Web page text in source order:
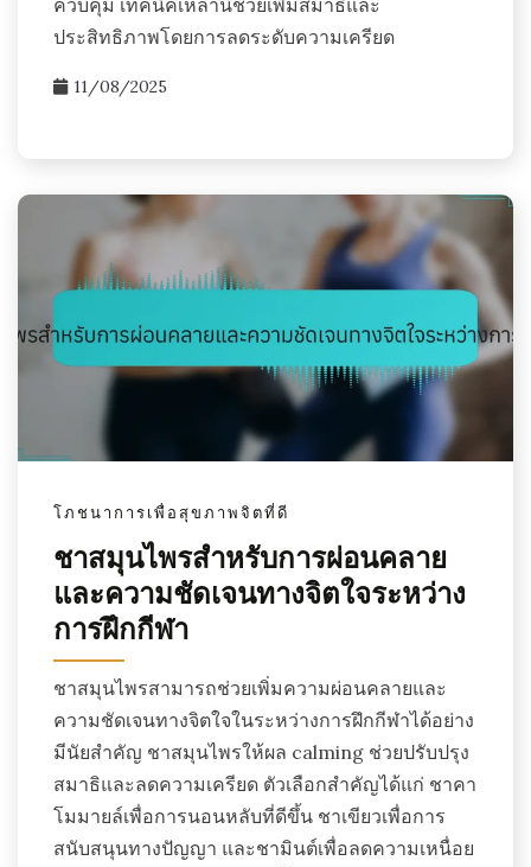
ประสิทธิภาพโดยการลดระดับความเครียด
11/08/2025
โภชนาการเพื่อสุขภาพจิตที่ดี
ชาสมุนไพรสำหรับการผ่อนคลาย
และความชัดเจนทางจิตใจระหว่าง
การฝึกกีฬา
ชาสมุนไพรสามารถช่วยเพิ่มความผ่อนคลายและ
ความชัดเจนทางจิตใจในระหว่างการฝึกกีฬาได้อย่าง
มีนัยสำคัญ ชาสมุนไพรให้ผล calming ช่วยปรับปรุง
สมาธิและลดความเครียด ตัวเลือกสำคัญได้แก่ ชาคา
โมมายล์เพื่อการนอนหลับที่ดีขึ้น ชาเขียวเพื่อการ
สนับสนุนทางปัญญา และชามินต์เพื่อลดความเหนื่อย